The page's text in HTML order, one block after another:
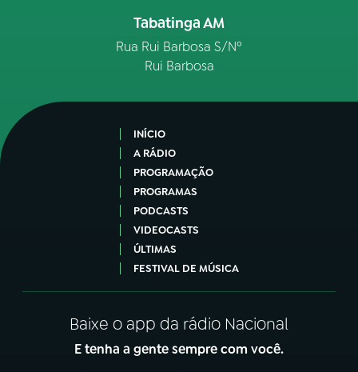
Tabatinga AM
Rua Rui Barbosa S/Nº
Rui Barbosa
INÍCIO
A RÁDIO
PROGRAMAÇÃO
PROGRAMAS
PODCASTS
VIDEOCASTS
ÚLTIMAS
FESTIVAL DE MÚSICA
Baixe o app da rádio Nacional
E tenha a gente sempre com você.